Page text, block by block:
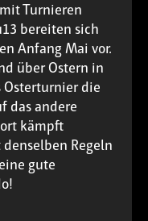
Turnieren
bereiten sich
Anfang Mai vor.
über Ostern in
Osterturnier die
das andere
kämpft
Regeln
gute